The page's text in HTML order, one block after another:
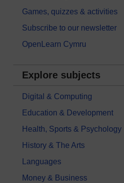
Games, quizzes & activities
Subscribe to our newsletter
OpenLearn Cymru
Explore subjects
Digital & Computing
Education & Development
Health, Sports & Psychology
History & The Arts
Languages
Money & Business